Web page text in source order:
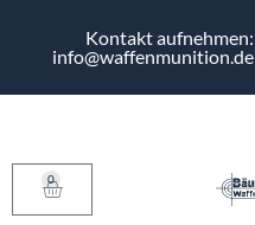
Kontakt aufnehmen:
info@waffenmunition.de
0